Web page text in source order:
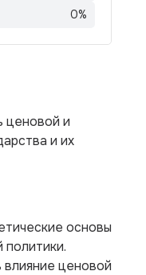
0%
ценовой и
и их
основы
политики.
влияние ценовой